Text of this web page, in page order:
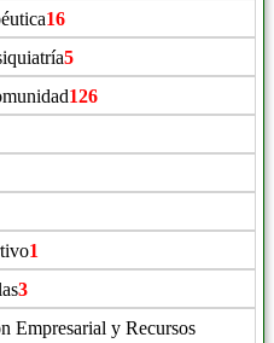
16
5
126
1
3
Empresarial y Recursos